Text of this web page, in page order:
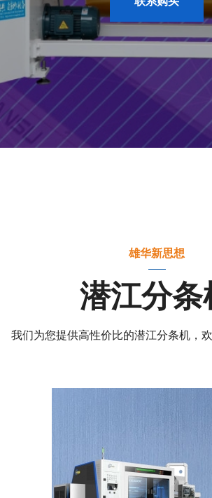
查看产品
联系购买
雄华新思想
潜江分条
我们为您提供高性价比的潜江分条机，